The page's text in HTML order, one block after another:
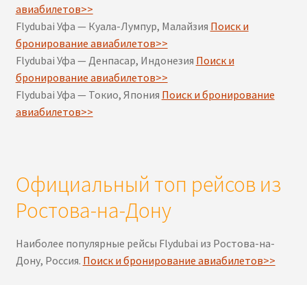
авиабилетов>>
Flydubai Уфа — Куала-Лумпур, Малайзия Поиск и
бронирование авиабилетов>>
Flydubai Уфа — Денпасар, Индонезия Поиск и
бронирование авиабилетов>>
Flydubai Уфа — Токио, Япония Поиск и бронирование
авиабилетов>>
Официальный топ рейсов из
Ростова-на-Дону
Наиболее популярные рейсы Flydubai из Ростова-на-
Дону, Россия. Поиск и бронирование авиабилетов>>